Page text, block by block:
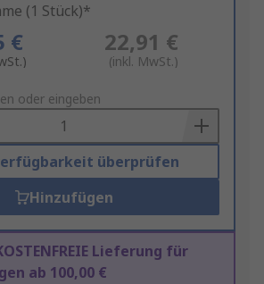
(1 Stück)*
€ 22,91 €
(inkl. MwSt.)
oder eingeben
überprüfen
Hinzufügen
Lieferung für
ab 100,00 €